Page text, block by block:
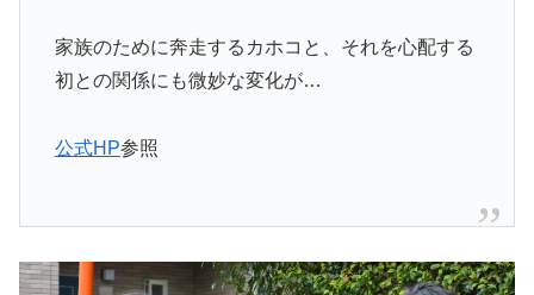
家族のために奔走するカホコと、それを心配する
初との関係にも微妙な変化が…
公式HP参照